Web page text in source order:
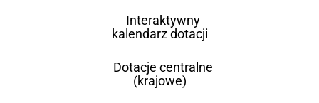
Interaktywny
kalendarz dotacji
Dotacje centralne
(krajowe)